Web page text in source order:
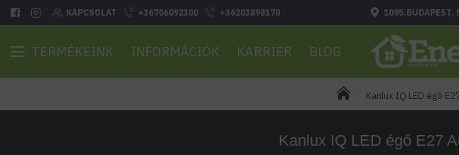
KAPCSOLAT +36706092300 +36203898170 1095.BUDAPEST,
TERMÉKEINK INFORMÁCIÓK KARRIER BLOG
Kanlux IQ LED égő
Kanlux IQ LED égő E27